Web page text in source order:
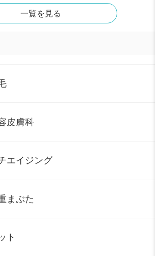
一覧を見る
皮膚科
エイジング
まぶた
ト